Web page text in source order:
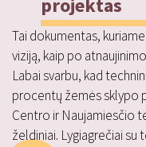
projektas
Tai dokumentas,
viziją, kaip po
Labai svarbu, kad
procentų žemės sklypo
Centro ir Naujamiesčio
želdiniai. Lygiagrečiai